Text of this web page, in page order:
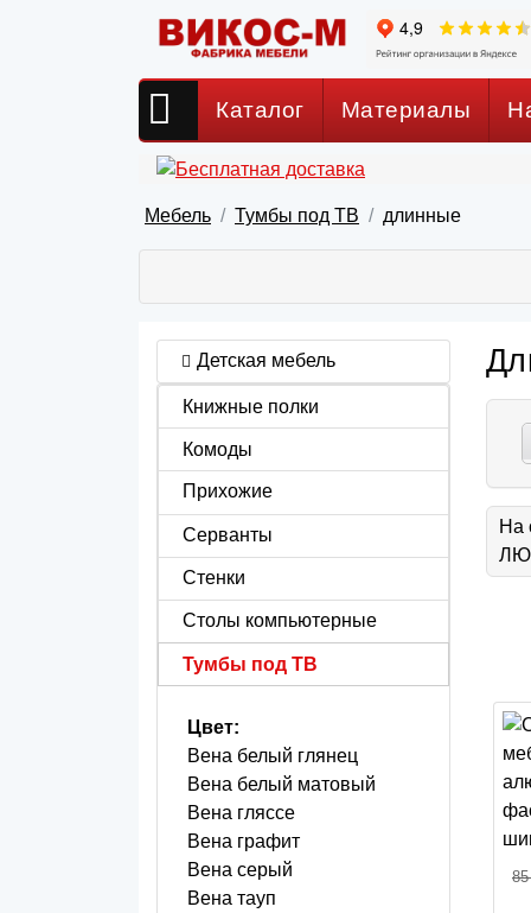
Каталог Материалы
Мебель Тумбы под ТВ длинные
Детская мебель
Книжные полки
Комоды
Прихожие
Серванты
Стенки
Столы компьютерные
Тумбы под ТВ
Цвет:
Вена белый глянец
Вена белый матовый
Вена гляссе
Вена графит
Вена серый
Вена тауп
На